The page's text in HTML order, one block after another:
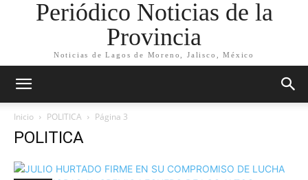
Periódico Noticias de la
Provincia
Noticias de Lagos de Moreno, Jalisco, México
Inicio POLITICA Página 3
POLITICA